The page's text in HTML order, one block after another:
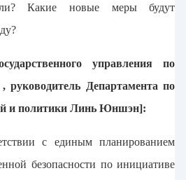
Какие новые меры будут
управления по
Департамента по
и политики Линь Юншэн]:
с единым планированием
безопасности по инициативе